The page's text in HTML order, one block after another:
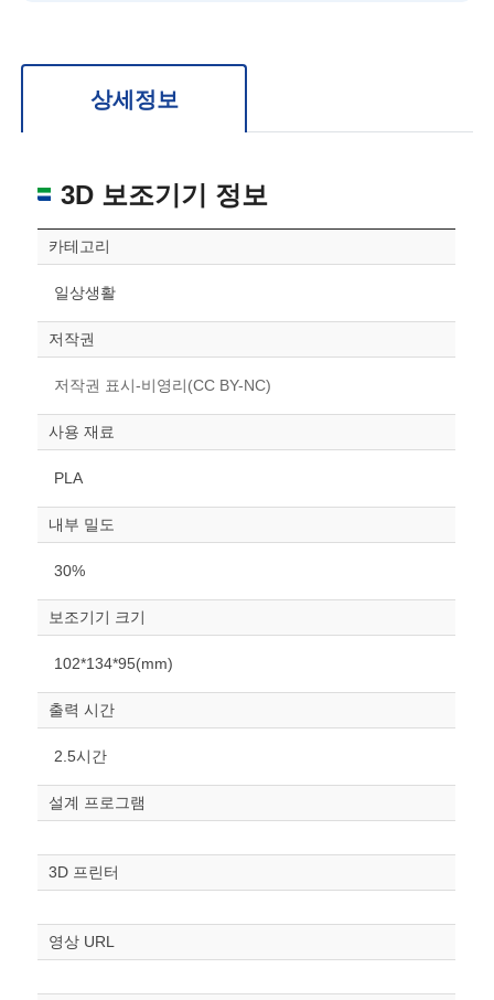
위치 이동: 우측 드래그
조정“ 버튼을 눌러주세요.
너비
높이
mm
폭
스케일
조정
상세정보
3D 보조기기 정보
카테고리
일상생활
저작권
저작권 표시-비영리(CC BY-NC)
사용 재료
PLA
내부 밀도
30%
보조기기 크기
102*134*95(mm)
출력 시간
2.5시간
설계 프로그램
3D 프린터
영상 URL